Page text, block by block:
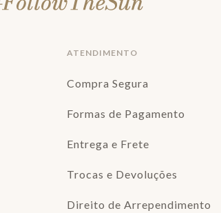
ATENDIMENTO
Compra Segura
Formas de Pagamento
Entrega e Frete
Trocas e Devoluções
Direito de Arrependimento